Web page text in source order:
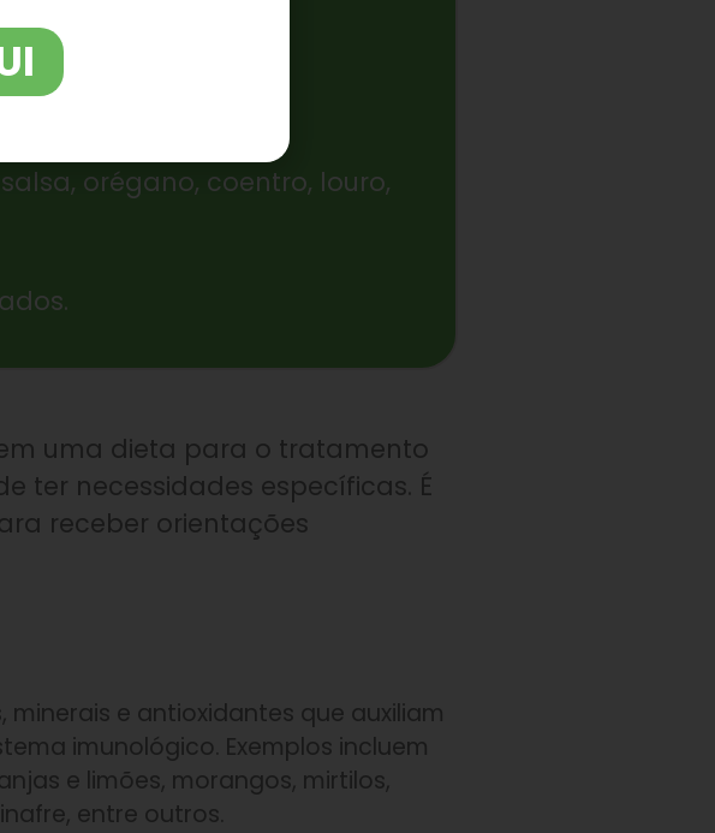
orégano, coentro, louro,
uma dieta para o tratamento
ter necessidades específicas. É
receber orientações
minerais e antioxidantes que auxiliam
imunológico. Exemplos incluem
e limões, morangos, mirtilos,
entre outros.